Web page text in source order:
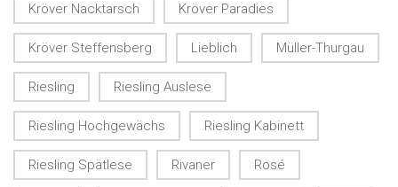
Kröver Nacktarsch Kröver Paradies
Kröver Steffensberg Lieblich Müller-Thurgau
Riesling Riesling Auslese
Riesling Hochgewächs Riesling Kabinett
Riesling Spätlese Rivaner Rosé